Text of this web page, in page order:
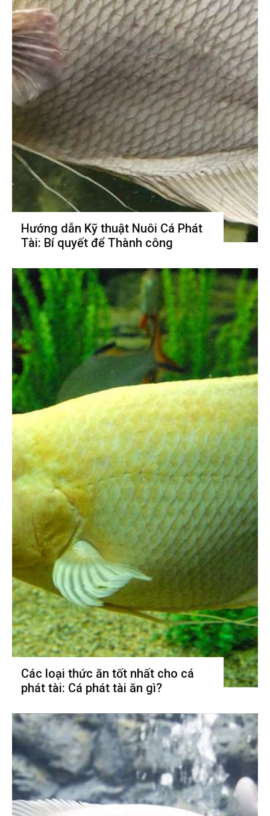
Hướng dẫn Kỹ thuật Nuôi Cá Phát
Tài: Bí quyết để Thành công
Các loại thức ăn tốt nhất cho cá
phát tài: Cá phát tài ăn gì?